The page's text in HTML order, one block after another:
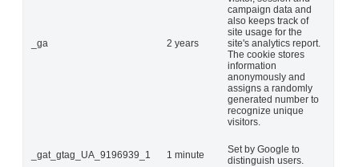
_ga 2 years
campaign data and
also keeps track of
site usage for the
site's analytics report.
The cookie stores
information
anonymously and
assigns a randomly
generated number to
recognize unique
visitors.
_gat_gtag_UA_9196939_1 1 minute
Set by Google to
distinguish users.